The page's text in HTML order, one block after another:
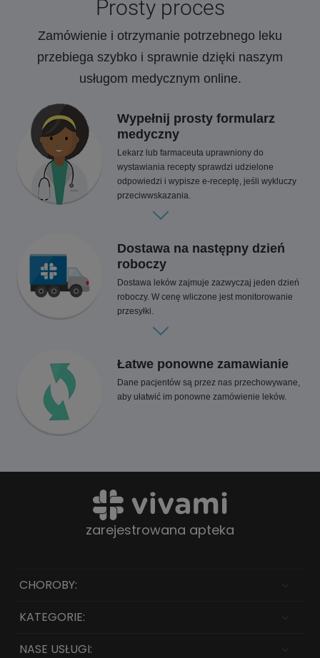
Prosty proces
Zamówienie i otrzymanie potrzebnego leku
przebiega szybko i sprawnie dzięki naszym
usługom medycznym online.
Wypełnij prosty formularz
medyczny
Lekarz lub farmaceuta uprawniony do
wystawiania recepty sprawdzi udzielone
odpowiedzi i wypisze e-receptę, jeśli wykluczy
przeciwwskazania.
Dostawa na następny dzień
roboczy
Dostawa leków zajmuje zazwyczaj jeden dzień
roboczy. W cenę wliczone jest monitorowanie
przesyłki.
Łatwe ponowne zamawianie
Dane pacjentów są przez nas przechowywane,
aby ułatwić im ponowne zamówienie leków.
zarejestrowana apteka
CHOROBY:
KATEGORIE:
NASE USŁUGI: